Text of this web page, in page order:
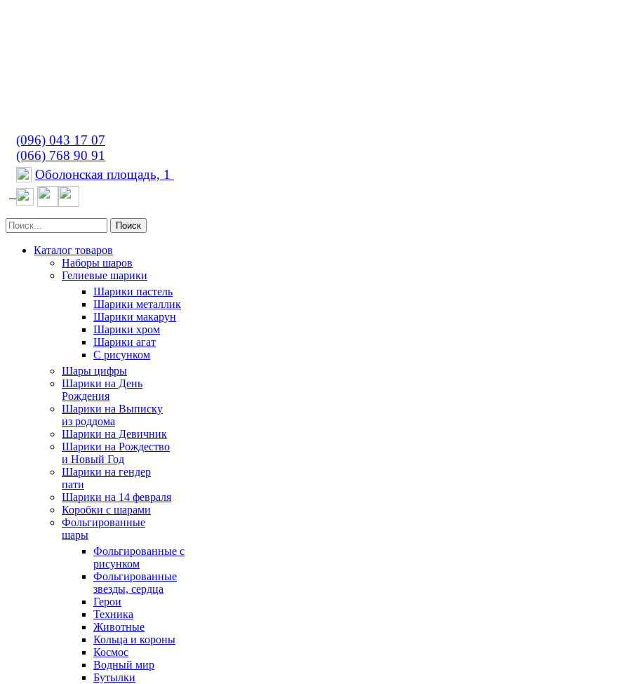
(096) 043 17 07
(066) 768 90 91
Оболонская площадь, 1
Поиск
Каталог товаров
Наборы шаров
Гелиевые шарики
Шарики пастель
Шарики металлик
Шарики макарун
Шарики хром
Шарики агат
С рисунком
Шары цифры
Шарики на День
Рождения
Шарики на Выписку
из роддома
Шарики на Девичник
Шарики на Рождество
и Новый Год
Шарики на гендер
пати
Шарики на 14 февраля
Коробки с шарами
Фольгированные
шары
Фольгированные с
рисунком
Фольгированные
звезды, сердца
Герои
Техника
Животные
Кольца и короны
Космос
Водный мир
Бутылки